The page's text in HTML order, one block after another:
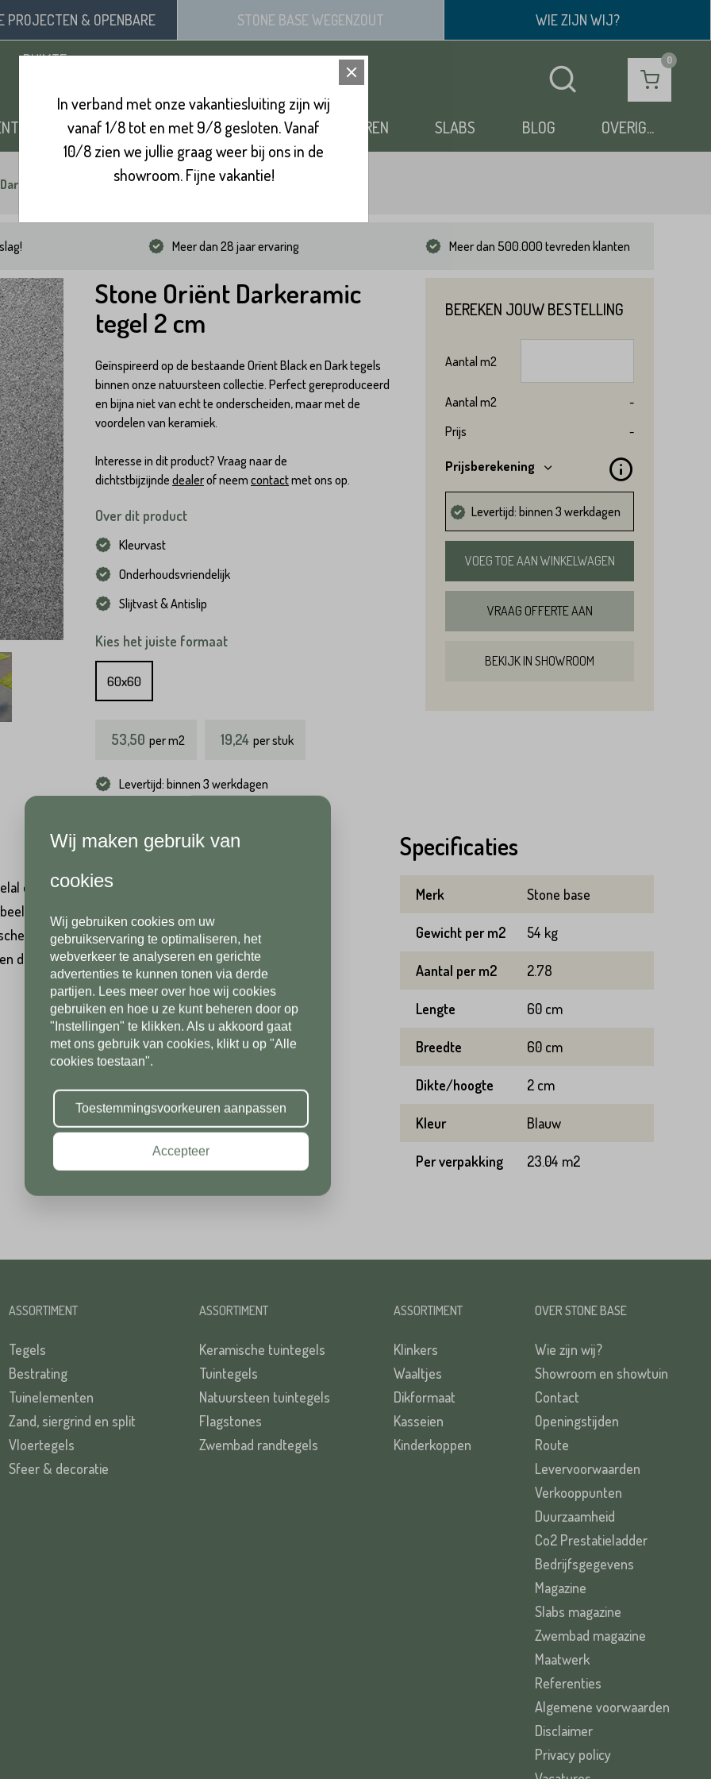
PROJECTEN & OPENBARE
RUIMTE
STONE BASE WEGENZOUT WIE ZIJN WIJ?
ZAND, SIERGRIND & SPLIT BINNENVLOEREN SLABS BLOG OVERIG...
tegel 2 cm
Meer dan 28 jaar ervaring Meer dan 500.000 tevreden klanten
Stone Oriënt Darkeramic
tegel 2 cm
Geïnspireerd op de bestaande Orïent Black en Dark tegels
binnen onze natuursteen collectie. Perfect gereproduceerd
en bijna niet van echt te onderscheiden, maar met de
voordelen van keramiek.
Interesse in dit product? Vraag naar de
dichtstbijzijnde dealerof neem contactmet ons op.
Over dit product
Kleurvast
Onderhoudsvriendelijk
Slijtvast & Antislip
Kies het juiste formaat
60x60
53,50 perm2 19,24 per stuk
Levertijd: binnen 3 werkdagen
BEREKEN JOUW BESTELLING
Aantal m2
Aantal m2
-
Prijs
-
Prijsberekening
Levertijd: binnen 3 werkdagen
VOEG TOE AAN WINKELWAGEN
VRAAG OFFERTE AAN
BEKIJK IN SHOWROOM
direct beschikbaar en uit voorraad leverbaar. De Stone
van. Naast Stone Oriënt Keramic tegel 2 cm Dark
tegels in betonlook of houtlook tegels. Keramische
daarnaast onderhoudsvriendelijk.
Specificaties
Merk Stone base
Gewicht per m2 54 kg
Aantal per m2 2.78
Lengte 60 cm
Breedte 60 cm
Dikte/hoogte 2 cm
Kleur Blauw
Per verpakking 23.04 m2
Achternaam*
Telefoonnummer*
Postcode*
Telefoonnummer*
Postcode*
Toevoeging
Plaats*
ASSORTIMENT
Tegels
Bestrating
Tuinelementen
Zand, siergrind en split
Vloertegels
Sfeer & decoratie
ASSORTIMENT
Keramische tuintegels
Tuintegels
Natuursteen tuintegels
Flagstones
Zwembad randtegels
ASSORTIMENT
Klinkers
Waaltjes
Dikformaat
Kasseien
Kinderkoppen
OVER STONE BASE
Wie zijn wij?
Showroom en showtuin
Contact
Openingstijden
Route
Levervoorwaarden
Verkooppunten
Duurzaamheid
Co2 Prestatieladder
Bedrijfsgegevens
Magazine
Slabs magazine
Zwembad magazine
Maatwerk
Referenties
Algemene voorwaarden
Disclaimer
Privacy policy
In verband met onze vakantiesluiting zijn wij
vanaf 1/8 tot en met 9/8 gesloten. Vanaf
10/8 zien we jullie graag weer bij ons in de
showroom. Fijne vakantie!
Wij maken gebruik van
cookies
Wij gebruiken cookies om uw
gebruikservaring te optimaliseren, het
webverkeer te analyseren en gerichte
advertenties te kunnen tonen via derde
partijen. Lees meer over hoe wij cookies
gebruiken en hoe u ze kunt beheren door op
"Instellingen" te klikken. Als u akkoord gaat
met ons gebruik van cookies, klikt u op "Alle
cookies toestaan".
Toestemmingsvoorkeuren aanpassen
Accepteer